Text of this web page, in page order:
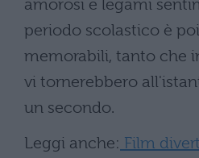
amorosi e legami
periodo scolastico è
memorabili, tanto che
vi tornerebbero
un secondo.
Leggi anche: Film